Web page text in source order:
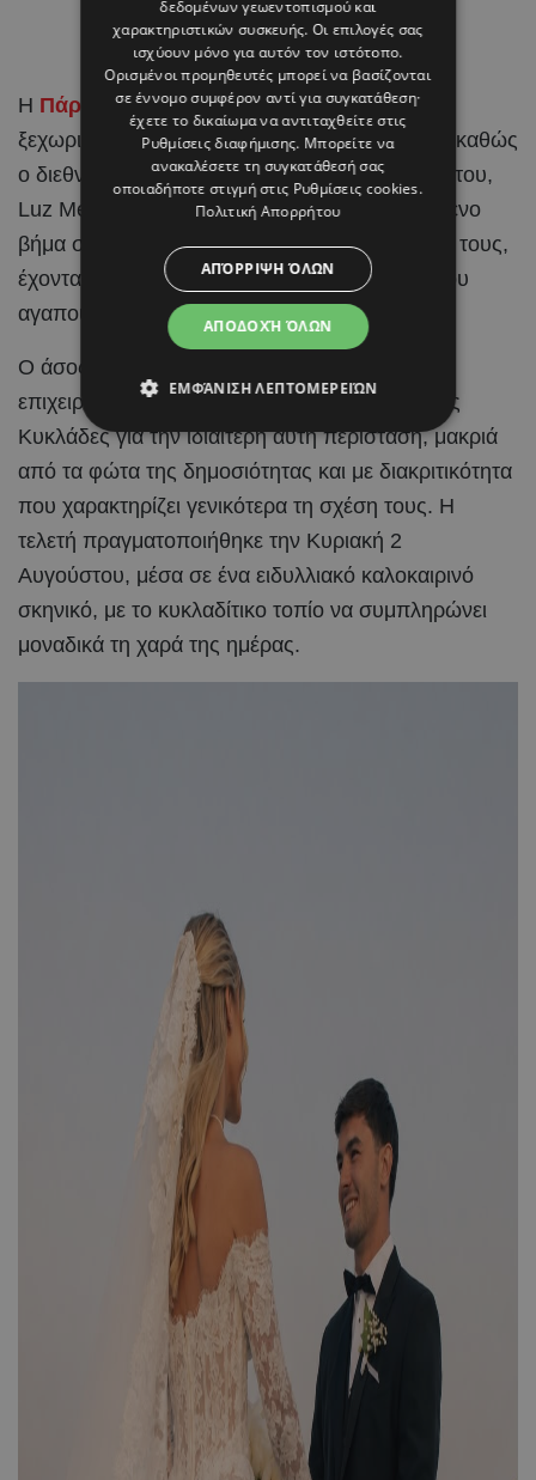
Η Πάρος
έγινε το σκηνικό για μια από τις πιο
ξεχωριστές στιγμές στη ζωή του Brahim Díaz, καθώς
ο διεθνής
ποδοσφαιριστήςκαι η αγαπημένη του,
Luz Méndez, αποφάσισαν να κάνουν το επόμενο
βήμα στη σχέση τους και να ενώσουν τις ζωές τους,
έχοντας στο πλευρό τους τους ανθρώπους που
αγαπούν.
Ο άσος της Real Madrid και η Ισπανίδα
επιχειρηματίας και content creator επέλεξαν τις
Κυκλάδες για την ιδιαίτερη αυτή περίσταση, μακριά
από τα φώτα της δημοσιότητας και με διακριτικότητα
που χαρακτηρίζει γενικότερα τη σχέση τους. Η
τελετή πραγματοποιήθηκε την Κυριακή 2
Αυγούστου, μέσα σε ένα ειδυλλιακό καλοκαιρινό
σκηνικό, με το κυκλαδίτικο τοπίο να συμπληρώνει
μοναδικά τη χαρά της ημέρας.
δεδομένων γεωεντοπισμού και
χαρακτηριστικών συσκευής. Οι επιλογές σας
ισχύουν μόνο για αυτόν τον ιστότοπο.
Ορισμένοι προμηθευτές μπορεί να βασίζονται
σε έννομο συμφέρον αντί για συγκατάθεση·
έχετε το δικαίωμα να αντιταχθείτε στις
Ρυθμίσεις διαφήμισης. Μπορείτε να
ανακαλέσετε τη συγκατάθεσή σας
οποιαδήποτε στιγμή στις Ρυθμίσεις cookies.
Πολιτική Απορρήτου
ΑΠΟΔΟΧΉ ΌΛΩΝ
ΑΠΌΡΡΙΨΗ ΌΛΩΝ
ΕΜΦΆΝΙΣΗ ΛΕΠΤΟΜΕΡΕΙΏΝ